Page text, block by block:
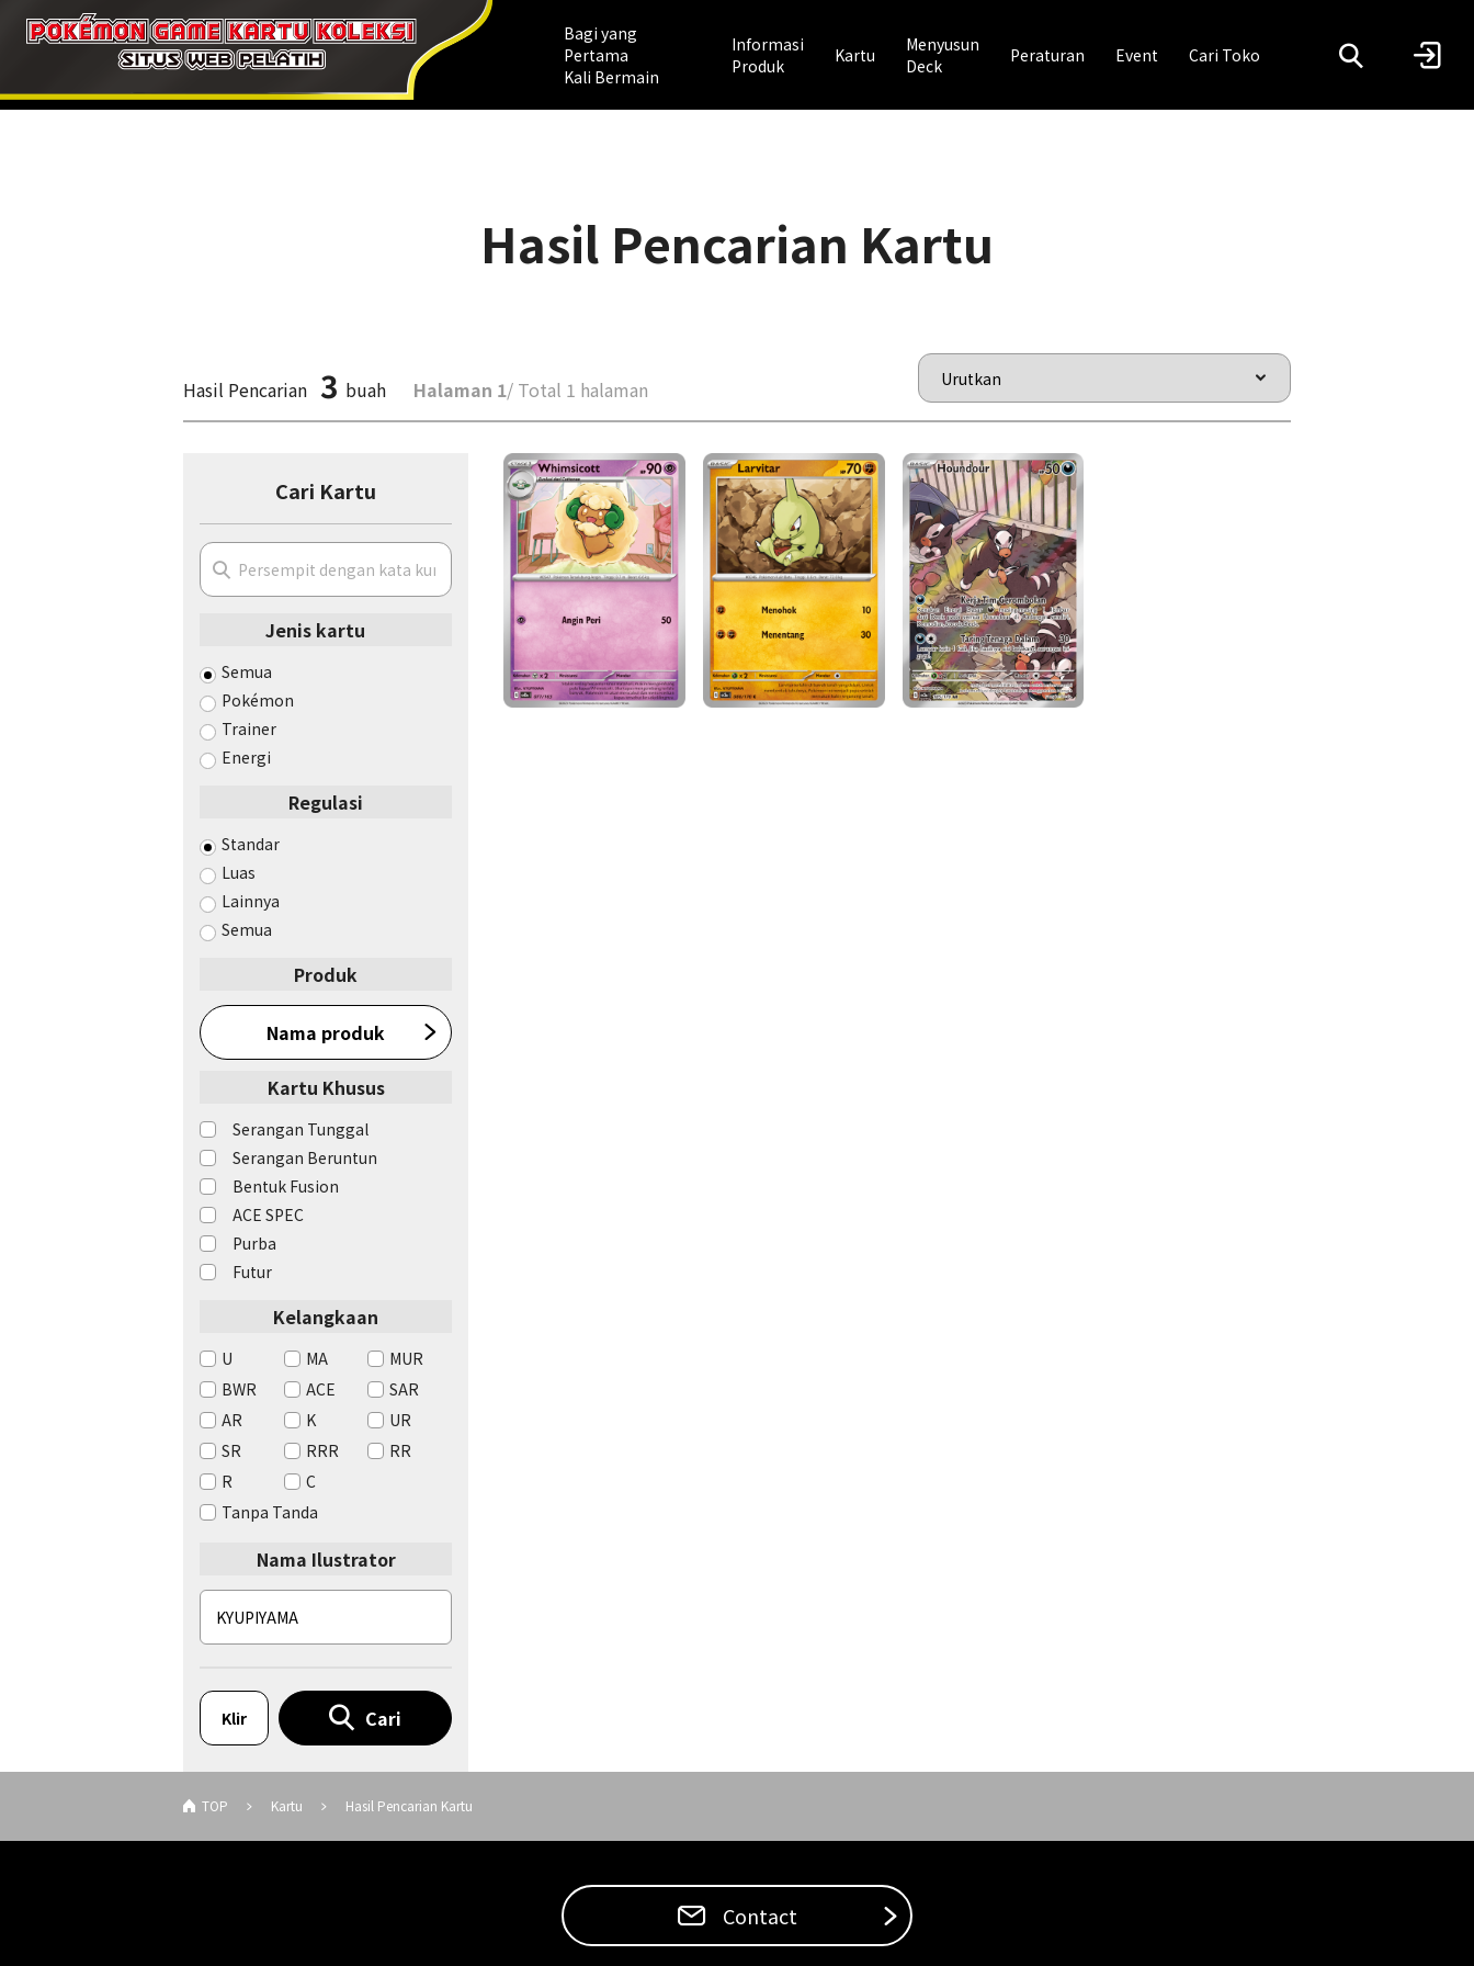
Bagi yang
Pertama
Kali Bermain
Informasi
Produk
Kartu
Menyusun
Deck
Peraturan Event Cari Toko
Hasil Pencarian Kartu
Hasil Pencarian 3 buah Halaman 1/ Total 1 halaman
Cari Kartu
Jenis kartu
Semua
Pokémon
Trainer
Energi
Regulasi
Standar
Luas
Lainnya
Semua
Produk
Nama produk
Kartu Khusus
Serangan Tunggal
Serangan Beruntun
Bentuk Fusion
ACE SPEC
Purba
Futur
Kelangkaan
U MA
MUR
BWR
ACE
SAR
AR
K
UR
SR
RRR
RR
R
C
Tanpa Tanda
Nama Ilustrator
Klir Cari
TOP Kartu Hasil Pencarian Kartu
Contact